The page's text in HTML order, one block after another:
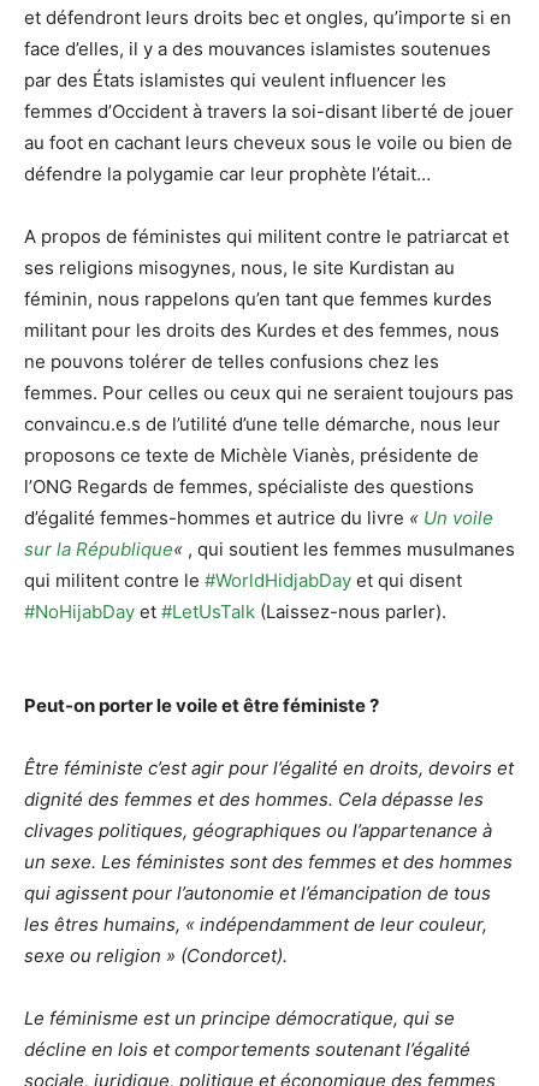
et défendront leurs droits bec et ongles, qu’importe si en
face d’elles, il y a des mouvances islamistes soutenues
par des États islamistes qui veulent influencer les
femmes d’Occident à travers la soi-disant liberté de jouer
au foot en cachant leurs cheveux sous le voile ou bien de
défendre la polygamie car leur prophète l’était…
A propos de féministes qui militent contre le patriarcat et
ses religions misogynes, nous, le site Kurdistan au
féminin, nous rappelons qu’en tant que femmes kurdes
militant pour les droits des Kurdes et des femmes, nous
ne pouvons tolérer de telles confusions chez les
femmes. Pour celles ou ceux qui ne seraient toujours pas
convaincu.e.s de l’utilité d’une telle démarche, nous leur
proposons ce texte de Michèle Vianès, présidente de
l’ONG Regards de femmes, spécialiste des questions
d’égalité femmes-hommes et autrice du livre « Un voile
sur la République« , qui soutient les femmes musulmanes
qui militent contre le #WorldHidjabDay et qui disent
#NoHijabDay et #LetUsTalk (Laissez-nous parler).
Peut-on porter le voile et être féministe ?
Être féministe c’est agir pour l’égalité en droits, devoirs et
dignité des femmes et des hommes. Cela dépasse les
clivages politiques, géographiques ou l’appartenance à
un sexe. Les féministes sont des femmes et des hommes
qui agissent pour l’autonomie et l’émancipation de tous
les êtres humains, « indépendamment de leur couleur,
sexe ou religion » (Condorcet).
Le féminisme est un principe démocratique, qui se
décline en lois et comportements soutenant l’égalité
sociale, juridique, politique et économique des femmes